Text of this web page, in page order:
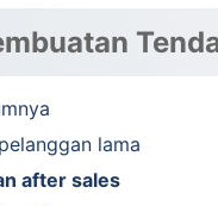
lama
after sales